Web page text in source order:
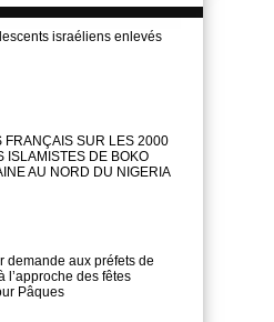
israéliens enlevés
FRANÇAIS SUR LES 2000
ISLAMISTES DE BOKO
AU NORD DU NIGERIA
demande aux préfets de
l’approche des fêtes
Pâques